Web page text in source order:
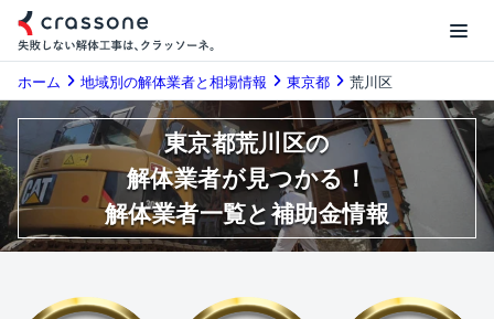
ホーム 地域別の解体業者と相場情報 東京都 荒川区
東京都荒川区の
解体業者が見つかる！
解体業者一覧と補助金情報